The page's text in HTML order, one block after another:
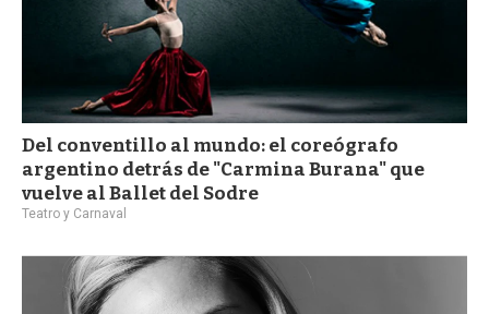
Del conventillo al mundo: el coreógrafo
argentino detrás de "Carmina Burana" que
vuelve al Ballet del Sodre
Teatro y Carnaval